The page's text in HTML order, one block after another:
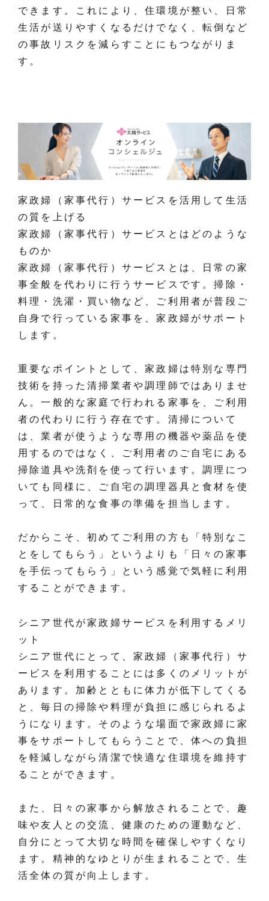
できます。これにより、住環境が整い、日常
生活が送りやすくなるだけでなく、転倒など
の事故リスクを減らすことにもつながりま
す。
家政婦（家事代行）サービスを活用して生活
の質を上げる
家政婦（家事代行）サービスとはどのような
ものか
家政婦（家事代行）サービスとは、日常の家
事全般を代わりに行うサービスです。掃除・
料理・洗濯・買い物など、ご利用者が普段ご
自身で行っている家事を、家政婦がサポート
します。
重要なポイントとして、家政婦は特別な専門
技術を持った清掃業者や調理師ではありませ
ん。一般的な家庭で行われる家事を、ご利用
者の代わりに行う存在です。清掃について
は、業者が使うような専用の機器や薬品を使
用するのではなく、ご利用者のご自宅にある
掃除道具や洗剤を使って行います。調理につ
いても同様に、ご自宅の調理器具と食材を使
って、日常的な食事の準備を担当します。
だからこそ、初めてご利用の方も「特別なこ
とをしてもらう」というよりも「日々の家事
を手伝ってもらう」という感覚で気軽に利用
することができます。
シニア世代が家政婦サービスを利用するメリ
ット
シニア世代にとって、家政婦（家事代行）サ
ービスを利用することには多くのメリットが
あります。加齢とともに体力が低下してくる
と、毎日の掃除や料理が負担に感じられるよ
うになります。そのような場面で家政婦に家
事をサポートしてもらうことで、体への負担
を軽減しながら清潔で快適な住環境を維持す
ることができます。
また、日々の家事から解放されることで、趣
味や友人との交流、健康のための運動など、
自分にとって大切な時間を確保しやすくなり
ます。精神的なゆとりが生まれることで、生
活全体の質が向上します。